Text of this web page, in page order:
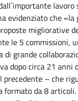
lavoro
evidenziato che
migliorative
le 5 commissioni,
di grande
dopo circa 21 anni
precedente – che
formato da 8 articoli.